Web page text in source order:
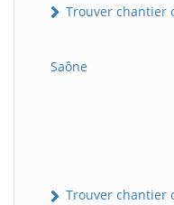
Trouver chantier
Saône
Trouver chantier